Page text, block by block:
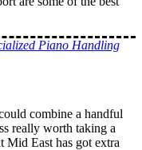
Piano Handling
combine a handful
really worth taking a
Mid East has got extra